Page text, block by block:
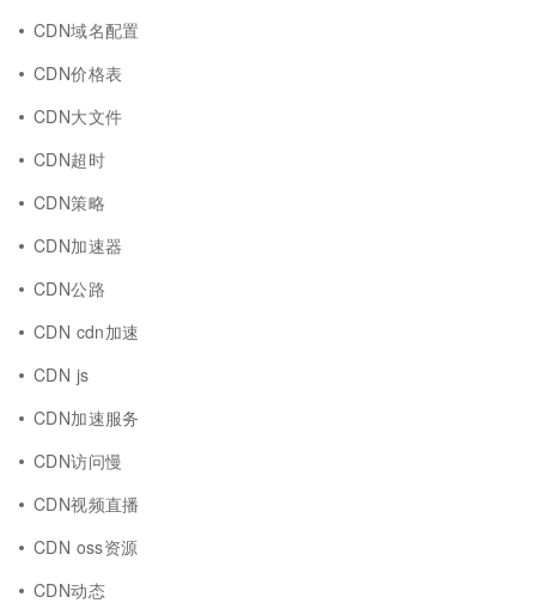
CDN域名配置
CDN价格表
CDN大文件
CDN超时
CDN策略
CDN加速器
CDN公路
CDN cdn加速
CDN js
CDN加速服务
CDN访问慢
CDN视频直播
CDN oss资源
CDN动态